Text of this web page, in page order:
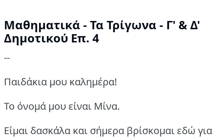
Μαθηματικά - Τα Τρίγωνα - Γ' & Δ'
Δημοτικού Επ. 4
--
Παιδάκια μου καλημέρα!
Το όνομά μου είναι Μίνα.
Είμαι δασκάλα και σήμερα βρίσκομαι εδώ για